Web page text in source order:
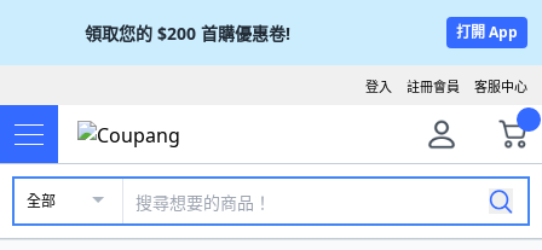
領取您的 $200 首購優惠卷! 打開 App
客服中心
註冊會員
登入
全部